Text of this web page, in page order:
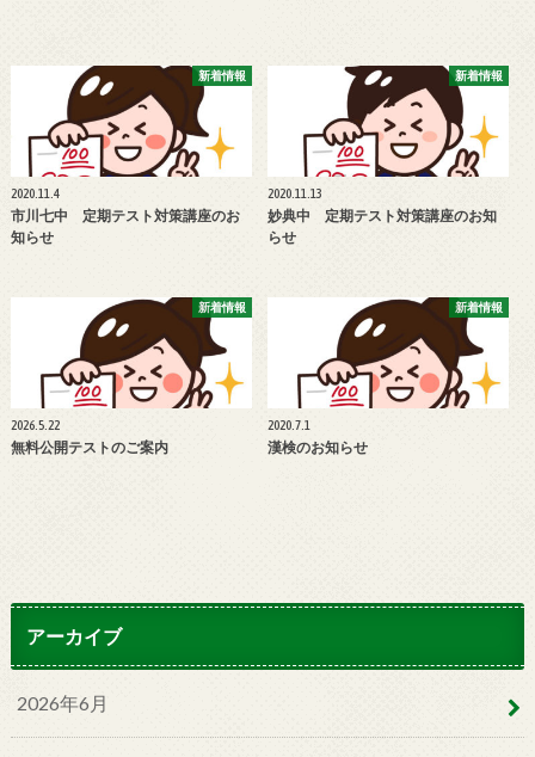
新着情報
2020.11.4
市川七中 定期テスト対策講座のお
知らせ
新着情報
2020.11.13
妙典中 定期テスト対策講座のお知
らせ
新着情報
2026.5.22
無料公開テストのご案内
新着情報
2020.7.1
漢検のお知らせ
アーカイブ
2026年6月